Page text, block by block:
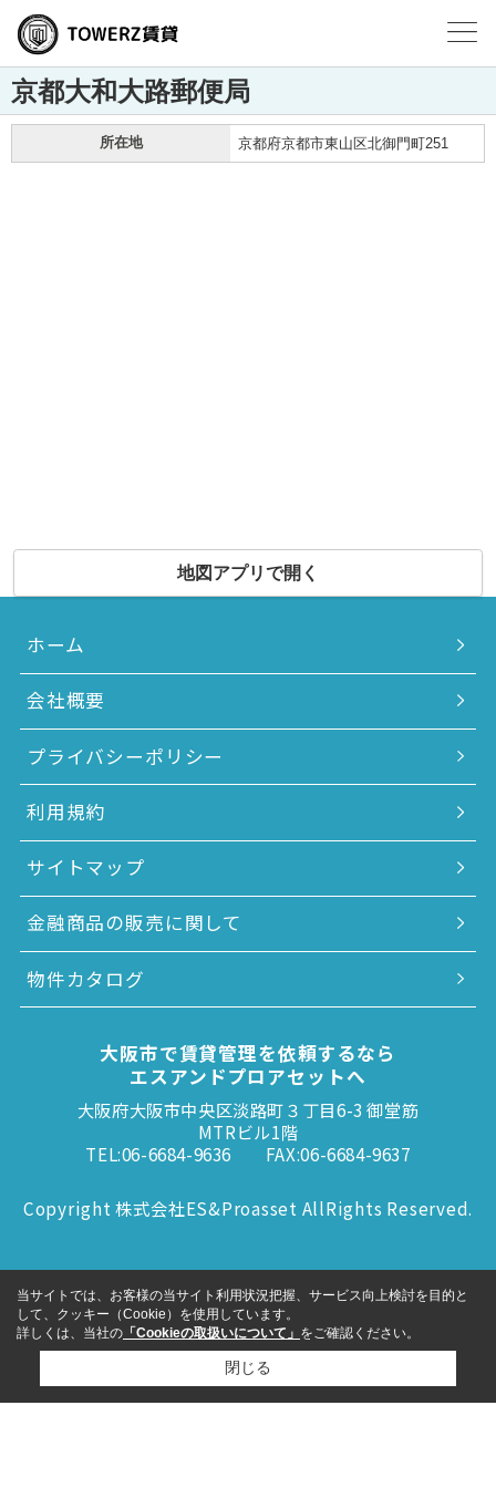
京都大和大路郵便局
所在地 京都府京都市東山区北御門町251
地図アプリで開く
ホーム
会社概要
プライバシーポリシー
利用規約
サイトマップ
金融商品の販売に関して
物件カタログ
大阪市で賃貸管理を依頼するなら
エスアンドプロアセットへ
大阪府大阪市中央区淡路町３丁目6-3 御堂筋
MTRビル1階
TEL:06-6684-9636
FAX:06-6684-9637
Copyright 株式会社ES&Proasset AllRights Reserved.
当サイトでは、お客様の当サイト利用状況把握、サービス向上検討を目的と
して、クッキー（Cookie）を使用しています。
詳しくは、当社の 「Cookieの取扱いについて」 をご確認ください。
閉じる